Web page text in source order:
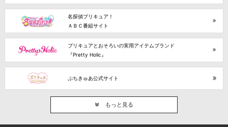
名探偵プリキュア！
ＡＢＣ番組サイト
プリキュアとおそろいの実用アイテムブランド
『Pretty Holic』
ぷちきゅあ公式サイト
もっと見る